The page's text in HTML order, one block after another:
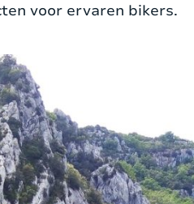
voor ervaren bikers.